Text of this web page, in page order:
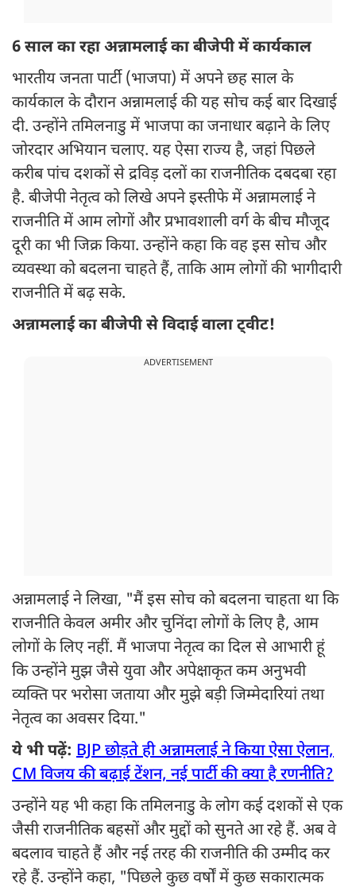
6 साल का रहा अन्नामलाई का बीजेपी में कार्यकाल
भारतीय जनता पार्टी (भाजपा) में अपने छह साल के
कार्यकाल के दौरान अन्नामलाई की यह सोच कई बार दिखाई
दी. उन्होंने तमिलनाडु में भाजपा का जनाधार बढ़ाने के लिए
जोरदार अभियान चलाए. यह ऐसा राज्य है, जहां पिछले
करीब पांच दशकों से द्रविड़ दलों का राजनीतिक दबदबा रहा
है. बीजेपी नेतृत्व को लिखे अपने इस्तीफे में अन्नामलाई ने
राजनीति में आम लोगों और प्रभावशाली वर्ग के बीच मौजूद
दूरी का भी जिक्र किया. उन्होंने कहा कि वह इस सोच और
व्यवस्था को बदलना चाहते हैं, ताकि आम लोगों की भागीदारी
राजनीति में बढ़ सके.
अन्नामलाई का बीजेपी से विदाई वाला ट्वीट!
ADVERTISEMENT
अन्नामलाई ने लिखा, "मैं इस सोच को बदलना चाहता था कि
राजनीति केवल अमीर और चुनिंदा लोगों के लिए है, आम
लोगों के लिए नहीं. मैं भाजपा नेतृत्व का दिल से आभारी हूं
कि उन्होंने मुझ जैसे युवा और अपेक्षाकृत कम अनुभवी
व्यक्ति पर भरोसा जताया और मुझे बड़ी जिम्मेदारियां तथा
नेतृत्व का अवसर दिया."
ये भी पढ़ें: BJP छोड़ते ही अन्नामलाई ने किया ऐसा ऐलान,
CM विजय की बढ़ाई टेंशन, नई पार्टी की क्या है रणनीति?
उन्होंने यह भी कहा कि तमिलनाडु के लोग कई दशकों से एक
जैसी राजनीतिक बहसों और मुद्दों को सुनते आ रहे हैं. अब वे
बदलाव चाहते हैं और नई तरह की राजनीति की उम्मीद कर
रहे हैं. उन्होंने कहा, "पिछले कुछ वर्षों में कुछ सकारात्मक